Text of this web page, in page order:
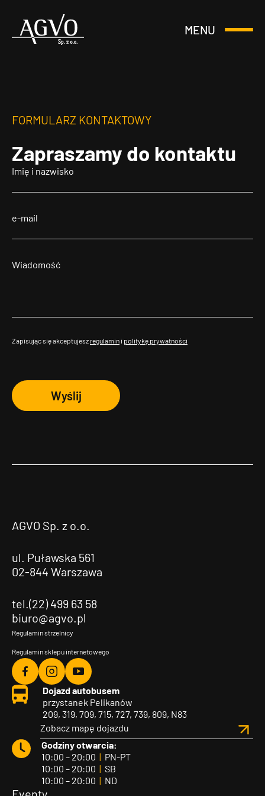
Header
MENU
Otwórz
FORMULARZ KONTAKTOWY
Zapraszamy do kontaktu
Zapisując się akceptujesz regulamin i politykę prywatności
Wyślij
AGVO Sp. z o.o.
ul. Puławska 561
02-844 Warszawa
tel.(22) 499 63 58
biuro@agvo.pl
Regulamin strzelnicy
Regulamin sklepu internetowego
Agvo
Facebook
Agvo
Instagram
Agvo
YouTube
Dojazd autobusem
przystanek Pelikanów
209, 319, 709, 715, 727, 739, 809, N83
Zobacz mapę dojazdu
Godziny otwarcia:
10:00 – 20:00 | PN-PT
10:00 – 20:00 | SB
10:00 – 20:00 | ND